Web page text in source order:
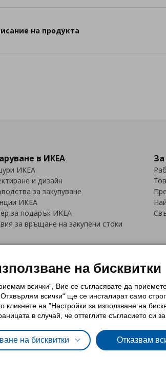
на продукта
в ИКЕА
ИКЕА
и дизайн
за закупуване
ИКЕА
за подарък ИКЕА
за връщане на закупени стоки
Политика за използване на бисквитки (Cookies)
Обща политика за личните данни
Политика за
Политика за защита на лични данни на
на бисквитки
всички“, Вие се съгласявате да
всички“ ще се инсталират само
кликнете на "Настройки за използване на
в случай, че оттеглите съгласието си
на бисквитки Отказвам